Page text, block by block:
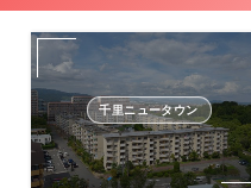
千里ニュータウン